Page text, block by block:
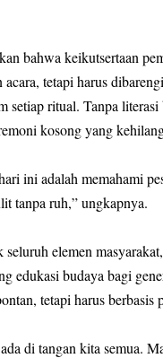
bahwa keikutsertaan
acara, tetapi harus
setiap ritual. Tanpa
kosong yang
ini adalah memahami
tanpa ruh,” ungkapnya.
seluruh elemen
edukasi budaya bagi
tetapi harus
di tangan kita semua.